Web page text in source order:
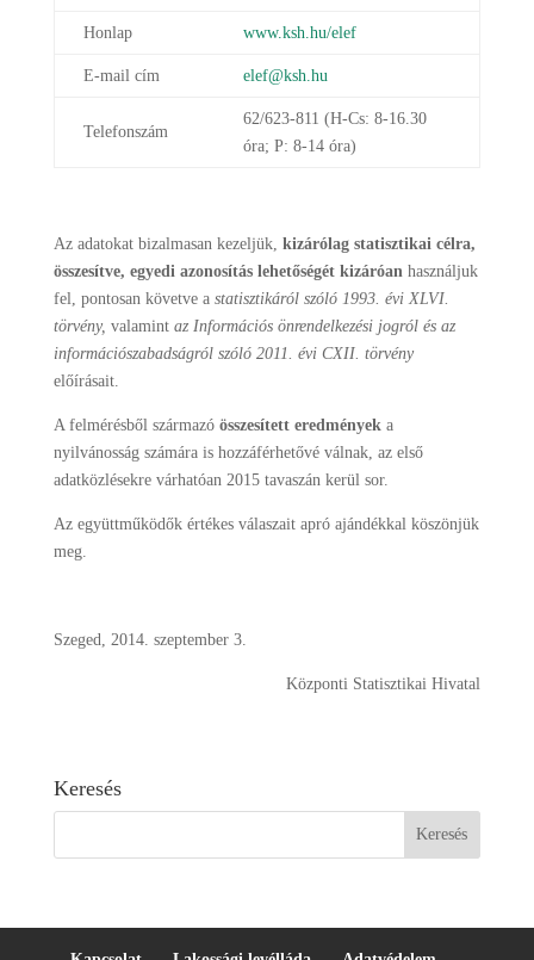
Honlap www.ksh.hu/elef
E-mail cím elef@ksh.hu
Telefonszám
62/623-811 (H-Cs: 8-16.30
óra; P: 8-14 óra)
Az adatokat bizalmasan kezeljük, kizárólag statisztikai célra,
összesítve, egyedi azonosítás lehetőségét kizáróan használjuk
fel, pontosan követve a statisztikáról szóló 1993. évi XLVI.
törvény, valamint az Információs önrendelkezési jogról és az
információszabadságról szóló 2011. évi CXII. törvény
előírásait.
A felmérésből származó összesített eredményeka
nyilvánosság számára is hozzáférhetővé válnak, az első
adatközlésekre várhatóan 2015 tavaszán kerül sor.
Az együttműködők értékes válaszait apró ajándékkal köszönjük
meg.
Szeged, 2014. szeptember 3.
Központi Statisztikai Hivatal
Keresés